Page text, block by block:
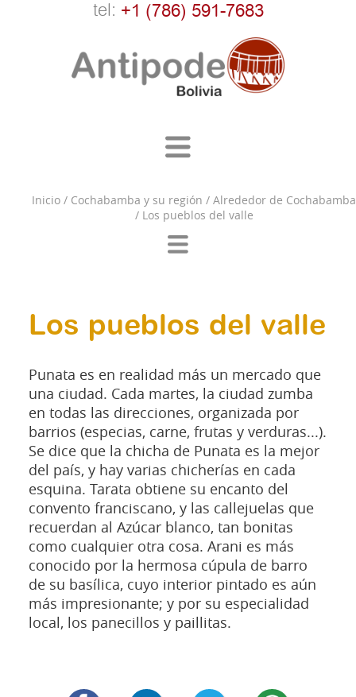
tel: +1 (786) 591-7683
Inicio / Cochabamba y su región / Alrededor de Cochabamba
/ Los pueblos del valle
Los pueblos del valle
Punata es en realidad más un mercado que
una ciudad. Cada martes, la ciudad zumba
en todas las direcciones, organizada por
barrios (especias, carne, frutas y verduras...).
Se dice que la chicha de Punata es la mejor
del país, y hay varias chicherías en cada
esquina. Tarata obtiene su encanto del
convento franciscano, y las callejuelas que
recuerdan al Azúcar blanco, tan bonitas
como cualquier otra cosa. Arani es más
conocido por la hermosa cúpula de barro
de su basílica, cuyo interior pintado es aún
más impresionante; y por su especialidad
local, los panecillos y paillitas.